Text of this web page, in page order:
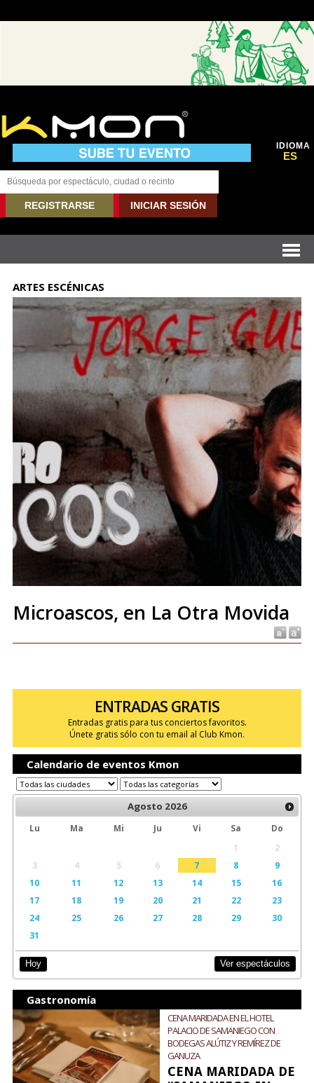
IDIOMA
ES
REGISTRARSE INICIAR SESIÓN
ARTES ESCÉNICAS
Microascos, en La Otra Movida
ENTRADAS GRATIS
Entradas gratis para tus conciertos favoritos.
Únete gratis sólo con tu email al Club Kmon.
Calendario de eventos Kmon
Agosto 2026
Lu Ma Mi Ju Vi Sa
Do
1
2
3
4 5 6 7 8
9
10
11 12 13 14 15
16
17
18 19 20 21 22
23
24
25 26 27 28 29
30
31
Hoy Ver espectáculos
Gastronomía
CENA MARIDADA EN EL HOTEL
PALACIO DE SAMANIEGO CON
BODEGAS ALÚTIZ Y REMÍREZ DE
GANUZA
CENA MARIDADA DE